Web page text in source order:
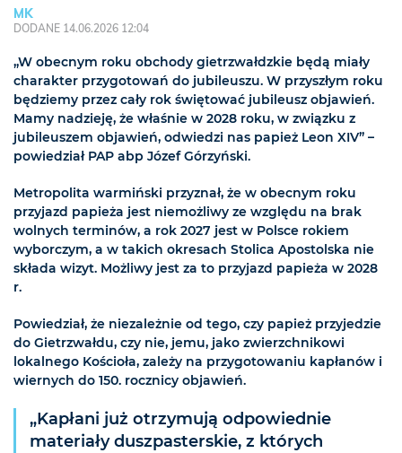
MK
DODANE 14.06.2026 12:04
„W obecnym roku obchody gietrzwałdzkie będą miały
charakter przygotowań do jubileuszu. W przyszłym roku
będziemy przez cały rok świętować jubileusz objawień.
Mamy nadzieję, że właśnie w 2028 roku, w związku z
jubileuszem objawień, odwiedzi nas papież Leon XIV” –
powiedział PAP abp Józef Górzyński.
Metropolita warmiński przyznał, że w obecnym roku
przyjazd papieża jest niemożliwy ze względu na brak
wolnych terminów, a rok 2027 jest w Polsce rokiem
wyborczym, a w takich okresach Stolica Apostolska nie
składa wizyt. Możliwy jest za to przyjazd papieża w 2028
r.
Powiedział, że niezależnie od tego, czy papież przyjedzie
do Gietrzwałdu, czy nie, jemu, jako zwierzchnikowi
lokalnego Kościoła, zależy na przygotowaniu kapłanów i
wiernych do 150. rocznicy objawień.
„Kapłani już otrzymują odpowiednie
materiały duszpasterskie, z których